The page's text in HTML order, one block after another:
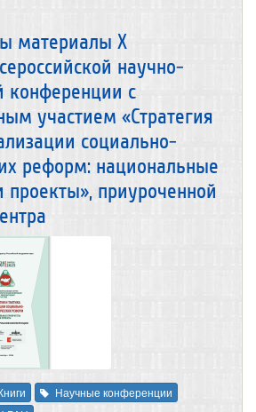
материалы X
научно-
конференции с
участием «Стратегия
социально-
реформ: национальные
проекты», приуроченной
Научные конференции